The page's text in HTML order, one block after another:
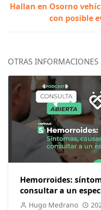
Hallan en Osorno
con posible
OTRAS INFORMACIONES
Hemorroides:
consultar a un
Hugo Medrano